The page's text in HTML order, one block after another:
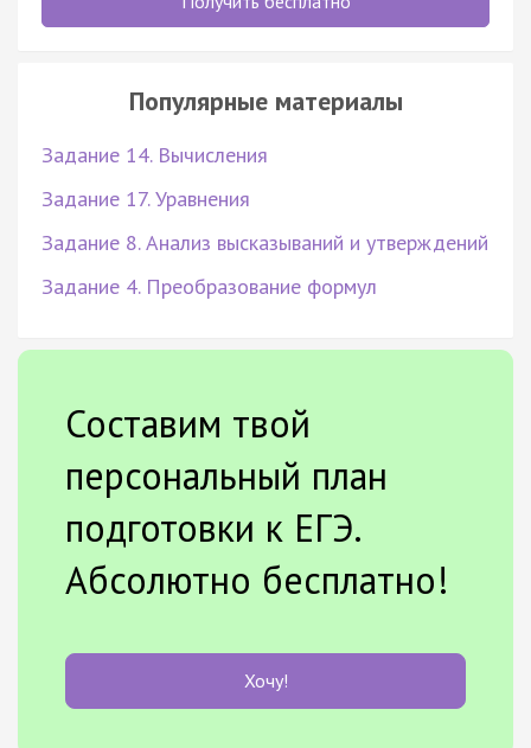
Популярные материалы
Задание 14. Вычисления
Задание 17. Уравнения
Задание 8. Анализ высказываний и утверждений
Задание 4. Преобразование формул
Составим твой
персональный план
подготовки к ЕГЭ.
Абсолютно бесплатно!
Хочу!